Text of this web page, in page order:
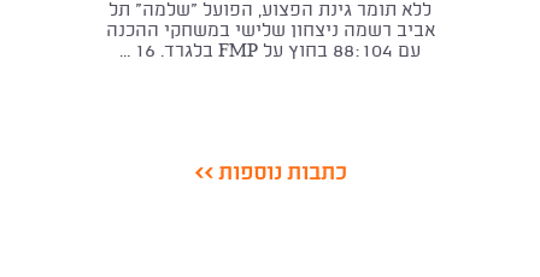
ללא תומר גינת הפצוע, הפועל "שלמה" תל
אביב רשמה ניצחון שלישי במשחקי ההכנה
עם 88:104 בחוץ על FMP בלגרד. 16 ...
כתבות נוספות >>